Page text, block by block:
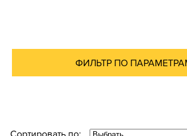
Перейти в раздел
ФИЛЬТР ПО